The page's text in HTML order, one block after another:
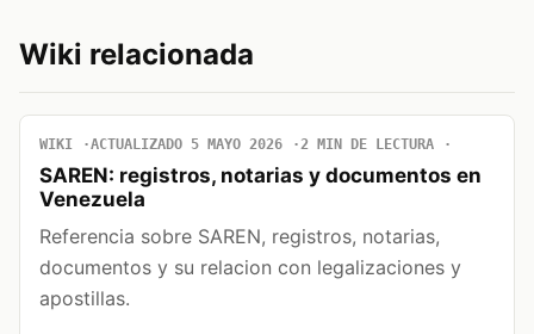
Wiki relacionada
WIKI ACTUALIZADO 5 MAYO 2026 2 MIN DE LECTURA
SAREN: registros, notarias y documentos en
Venezuela
Referencia sobre SAREN, registros, notarias,
documentos y su relacion con legalizaciones y
apostillas.